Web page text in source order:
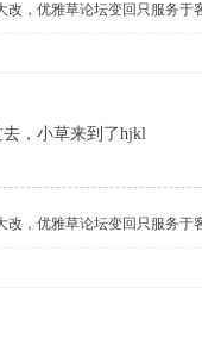
改，优雅草论坛变回只服务
，小草来到了hjkl
改，优雅草论坛变回只服务